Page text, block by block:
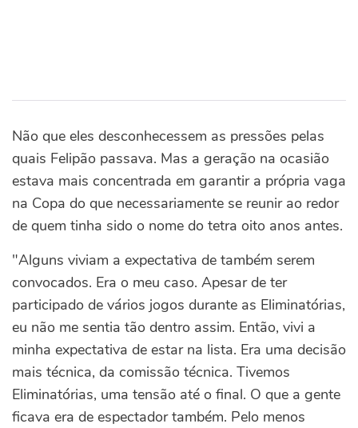
Não que eles desconhecessem as pressões pelas
quais Felipão passava. Mas a geração na ocasião
estava mais concentrada em garantir a própria vaga
na Copa do que necessariamente se reunir ao redor
de quem tinha sido o nome do tetra oito anos antes.
"Alguns viviam a expectativa de também serem
convocados. Era o meu caso. Apesar de ter
participado de vários jogos durante as Eliminatórias,
eu não me sentia tão dentro assim. Então, vivi a
minha expectativa de estar na lista. Era uma decisão
mais técnica, da comissão técnica. Tivemos
Eliminatórias, uma tensão até o final. O que a gente
ficava era de espectador também. Pelo menos